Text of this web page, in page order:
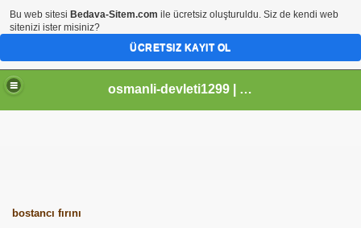
osmanli-devleti1299 | Osmanli Devleti | osmanli padisahlari | osmanli vezirleri | Osmanli Ansiklopedi Bilgileri
bostancı fırını
Bu web sitesi Bedava-Sitem.com ile ücretsiz oluşturuldu. Siz de kendi web
sitenizi ister misiniz?
ÜCRETSIZ KAYIT OL